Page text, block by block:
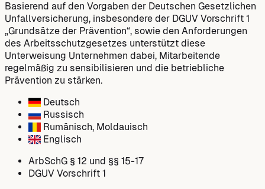
Basierend auf den Vorgaben der Deutschen Gesetzlichen
Unfallversicherung, insbesondere der DGUV Vorschrift 1
„Grundsätze der Prävention“, sowie den Anforderungen
des Arbeitsschutzgesetzes unterstützt diese
Unterweisung Unternehmen dabei, Mitarbeitende
regelmäßig zu sensibilisieren und die betriebliche
Prävention zu stärken.
Deutsch
Russisch
Rumänisch, Moldauisch
Englisch
ArbSchG § 12 und §§ 15-17
DGUV Vorschrift 1